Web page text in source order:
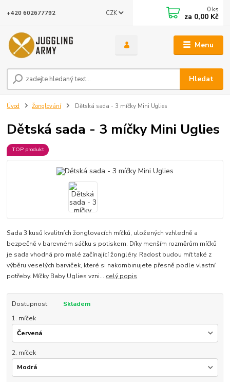
Menu
CZK
Hledat
+420 602677792 0 ks
za 0,00 Kč
Úvod Žonglování Dětská sada - 3 míčky Mini Uglies
Dětská sada - 3 míčky Mini Uglies
TOP produkt
Sada 3 kusů kvalitních žonglovacích míčků, uložených vzhledně a
bezpečně v barevném sáčku s potiskem. Díky menším rozměrům míčků
je sada vhodná pro malé začínající žongléry. Radost budou mít také z
výběru veselých barviček, které si nakombinujete přesně podle vlastní
potřeby. Míčky Baby Uglies vzni... celý popis
Dostupnost
Skladem
1. míček
2. míček